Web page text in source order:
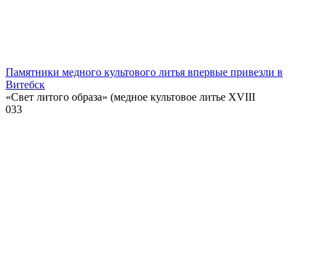
Памятники медного культового литья впервые привезли в
Витебск
«Свет литого образа» (медное культовое литье XVIII
033